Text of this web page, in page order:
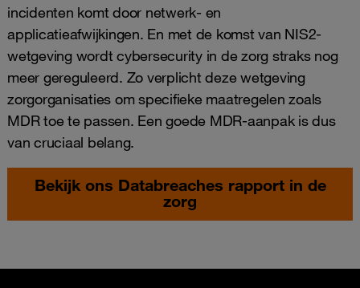
incidenten komt door netwerk- en
applicatieafwijkingen. En met de komst van NIS2-
wetgeving wordt cybersecurity in de zorg straks nog
meer gereguleerd. Zo verplicht deze wetgeving
zorgorganisaties om specifieke maatregelen zoals
MDR toe te passen. Een goede MDR-aanpak is dus
van cruciaal belang.
Bekijk ons Databreaches rapport in de
zorg